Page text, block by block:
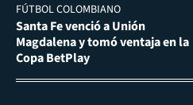
FÚTBOL COLOMBIANO
Santa Fe venció a Unión
Magdalena y tomó ventaja en la
Copa BetPlay